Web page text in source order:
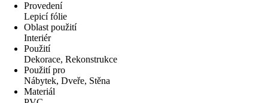
Provedení
Lepicí fólie
Oblast použití
Interiér
Použití
Dekorace, Rekonstrukce
Použití pro
Nábytek, Dveře, Stěna
Materiál